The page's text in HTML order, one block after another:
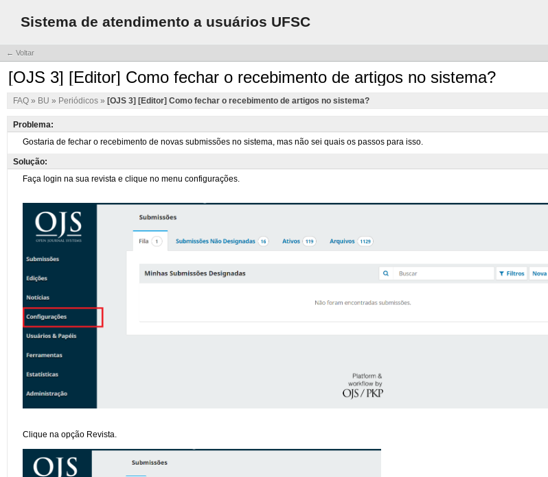
Sistema de atendimento a usuários UFSC
← Voltar
[OJS 3] [Editor] Como fechar o recebimento de artigos no sistema?
FAQ » BU » Periódicos » [OJS 3] [Editor] Como fechar o recebimento de artigos no sistema?
Problema:
Solução: